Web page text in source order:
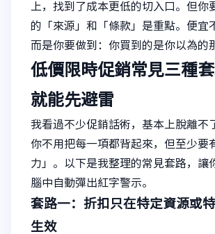
上，找到了成本更低的切入口。但你
的「來源」和「條款」是重點。便宜
而是你要做到：你買到的是你以為的
低價限時促銷常見三種
就能先避雷
我看過不少促銷話術，基本上脫離不
你不用把每一項都背起來，但至少要
力」。以下是我整理的常見套路，讓
腦中自動彈出紅字警示。
套路一：折扣只在特定資源或
生效